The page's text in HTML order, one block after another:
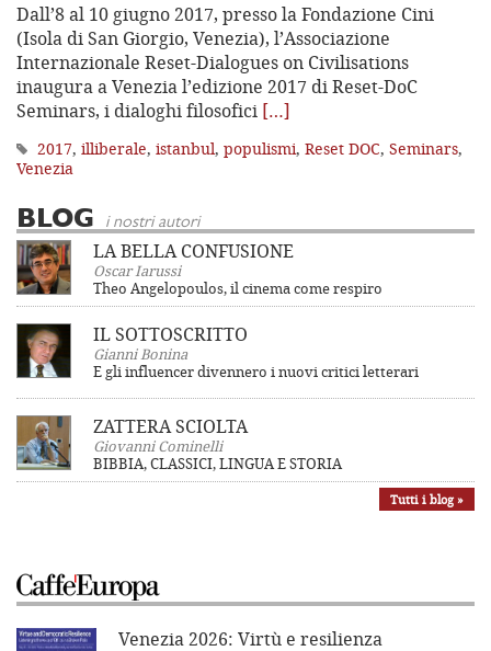
Dall’8 al 10 giugno 2017, presso la Fondazione Cini
(Isola di San Giorgio, Venezia), l’Associazione
Internazionale Reset-Dialogues on Civilisations
inaugura a Venezia l’edizione 2017 di Reset-DoC
Seminars, i dialoghi filosofici […]
2017, illiberale, istanbul, populismi, Reset DOC, Seminars,
Venezia
BLOG i nostri autori
LA BELLA CONFUSIONE
Oscar Iarussi
Theo Angelopoulos, il cinema come respiro
IL SOTTOSCRITTO
Gianni Bonina
E gli influencer divennero i nuovi critici letterari
ZATTERA SCIOLTA
Giovanni Cominelli
BIBBIA, CLASSICI, LINGUA E STORIA
Tutti i blog »
Venezia 2026: Virtù e resilienza